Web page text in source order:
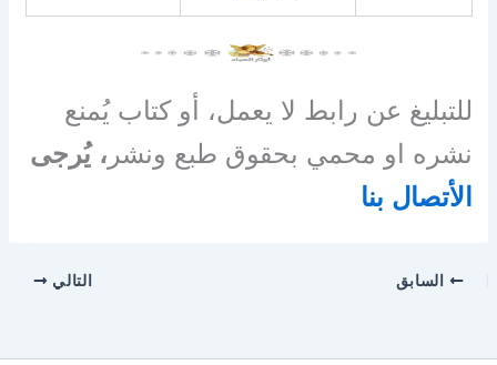
للتبليغ عن رابط لا يعمل، أو كتاب يُمنع
نشره او محمي بحقوق طبع ونشر ، يُرجى
الأتصال بنا
السابق التالي